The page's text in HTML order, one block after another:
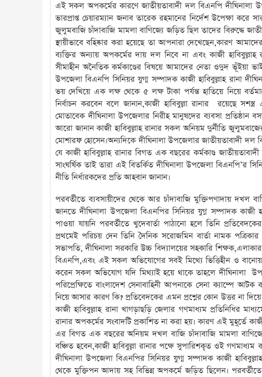
এই সকল অপকর্মের কারণে জাতীয়তাবাদী দল বিএনপি দীঘিনালা
ভারপ্রাপ্ত চেয়ারম্যান জনাব তারেক রহমানের নির্দেশ উপেক্ষা করে
জুলুমবাজি চাঁদাবাজি মামলা বাণিজ্যে জড়িত ছিল তাদের বিরুদ্ধে
স্থায়ীভাবে বহিষ্কার করা হয়েছে তা আপনারা দেখেছেন,কারণ
ব্যক্তির অন্যায় অপকর্মের দায় দল নিবে না এবং কাজী
সীমাহীন অনৈতিক কর্মকাণ্ডের বিষয়ে আমাদের নেতা ওদুদ ভূঁইয়া
উপজেলা বিএনপি সিনিয়র যুগ্ম সম্পাদক কাজী হাবিবুল্লাহ রানা
ভয় দেখিয়ে এক লক্ষ থেকে ৫ লক্ষ টাকা পর্যন্ত হাতিয়ে নিয়ে
নির্বাচন করবেন বলে জানান,কাজী হাবিবুল্লা রানার রয়েছে সশস্ত্র
মোতাবেক দীঘিনালা উপজেলার নিরীহ মানুষদের ব্যবসা
আরো জানান কাজী হাবিবুল্লাহ রানার সকল অনিয়ম দুর্নীতি
মোশারফ হোসেন।অন্যদিকে দীঘিনালা উপজেলার জাতীয়তাবাদী দল
যে কাজী হাবিবুল্লাহ রানার বিগত এক বছরের কর্মকাণ্ড
সাংঘর্ষিক তাই তারা এই বিতর্কিত দীঘিনালা উপজেলা বিএনপি’র
নীতি নির্ধারকদের প্রতি আহবান জানান।
পরবর্তীতে ব্যবসায়ীদের থেকে আর চাঁদাবাজি মুক্তিপণাদায় দখল
জানতে দীঘিনালা উপজেলা বিএনপির সিনিয়র যুগ্ন সম্পাদক কাজী
পাওয়া যায়নি পরবর্তীতে খুদেবার্তা পাঠানো হলে তিনি
প্রথমেই পরিচয় দেন তিনি দৈনিক সরোজমিন বার্তা নামক
সভাপতি, দীঘিনালা সরকারি উচ্চ বিদ্যালয়ের সহকারি
বিএনপি,এবং এই সকল অভিযোগের সবই মিথ্যে ভিত্তিহীন ও
করেন সকল অভিযোগ যদি মিথ্যাই হয়ে থাকে তাহলে দীঘিনালা
পরিপ্রেক্ষিতে বাংলাদেশ সেনাবাহিনী আপনাকে সেনা ক্যাম্পে
নিয়ে আসার কারণ কি? প্রতিবেদকের এমন প্রশ্নের কোন উত্তর না
কাজী হাবিবুল্লাহ রানা খাগড়াছড়ি জেলার গণমাধ্যম প্রতিনিধির
রানার অপকর্মের সংবাদটি প্রকাশিত না করা হয়। কারণ এই মুহূর্তে
এর বিগত এক বছরের অনিয়ম দখল বাজি চাঁদাবাজি মামলা
বঞ্চিত হবেন,কাজী হাবিবুল্লা রানার পক্ষে সুপারিশকৃত ওই
দীঘিনালা উপজেলা বিএনপির সিনিয়র যুগ্ম সম্পাদক কাজী
থেকে মুক্তিপন আদায় সহ বিভিন্ন অপকর্মে জড়িত ছিলেন।